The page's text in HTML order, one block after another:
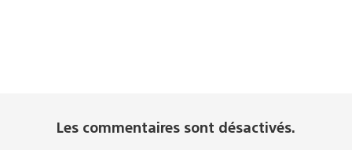
Les commentaires sont désactivés.